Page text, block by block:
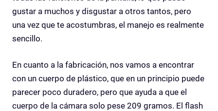
gustar a muchos y disgustar a otros tantos, pero
una vez que te acostumbras, el manejo es realmente
sencillo.
En cuanto a la fabricación, nos vamos a encontrar
con un cuerpo de plástico, que en un principio puede
parecer poco duradero, pero que ayuda a que el
cuerpo de la cámara solo pese 209 gramos. El flash